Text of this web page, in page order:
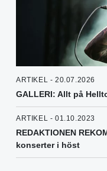
ARTIKEL - 20.07.2026
GALLERI: Allt på
ARTIKEL - 01.10.2023
REDAKTIONEN
konserter i höst